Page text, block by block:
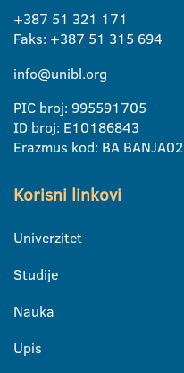
+387 51 321 171
Faks: +387 51 315 694
info@unibl.org
PIC broj: 995591705
ID broj: E10186843
Erazmus kod: BA BANJA02
Korisni linkovi
Univerzitet
Studije
Nauka
Upis